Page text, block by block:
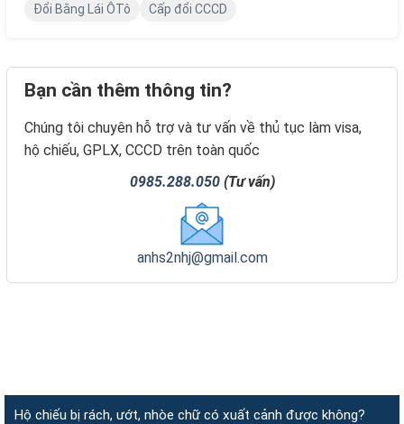
Đổi Bằng Lái ÔTô
Cấp đổi CCCD
Bạn cần thêm thông tin?
Chúng tôi chuyên hỗ trợ và tư vấn về thủ tục làm visa,
hộ chiếu, GPLX, CCCD trên toàn quốc
0985.288.050(Tư vấn)
anhs2nhj@gmail.com
Hộ chiếu bị rách, ướt, nhòe chữ có xuất cảnh được không?